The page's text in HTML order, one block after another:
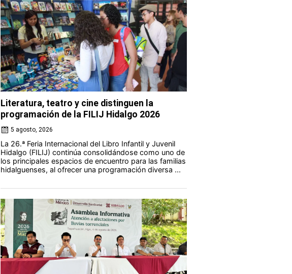
Literatura, teatro y cine distinguen la
programación de la FILIJ Hidalgo 2026
5 agosto, 2026
La 26.ª Feria Internacional del Libro Infantil y Juvenil
Hidalgo (FILIJ) continúa consolidándose como uno de
los principales espacios de encuentro para las familias
hidalguenses, al ofrecer una programación diversa ...